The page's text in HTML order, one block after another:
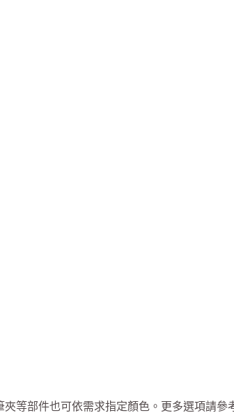
等部件也可依需求指定顏色。更多選項請參
筆